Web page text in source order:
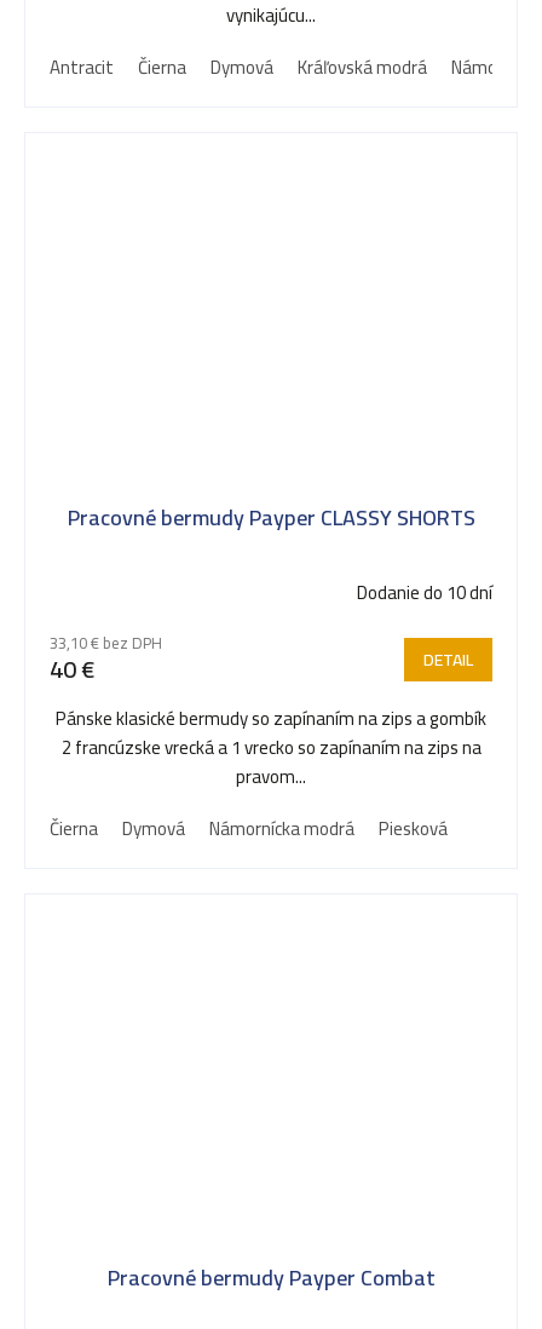
vynikajúcu...
Antracit
Čierna Dymová Kráľovská modrá
Pracovné bermudy Payper CLASSY SHORTS
Dodanie do 10 dní
33,10 € bez DPH
40 € DETAIL
Pánske klasické bermudy so zapínaním na zips a gombík
2 francúzske vrecká a 1 vrecko so zapínaním na zips na
pravom...
Čierna
Dymová Námornícka modrá Piesková
Pracovné bermudy Payper Combat